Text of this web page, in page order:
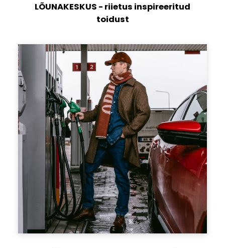
LÕUNAKESKUS - riietus inspireeritud
toidust